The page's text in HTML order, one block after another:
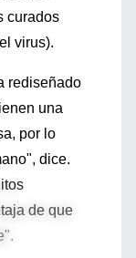
curados
virus).
rediseñado
una
por lo
dice.
de que